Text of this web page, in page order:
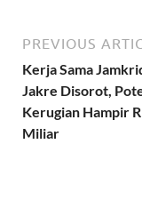
PREVIOUS
Kerja Sama
Jakre Disorot,
Kerugian Hampir
Miliar